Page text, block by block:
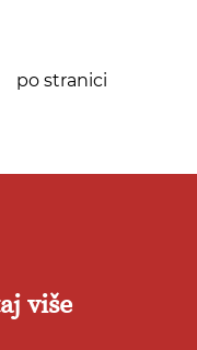
po stranici
više